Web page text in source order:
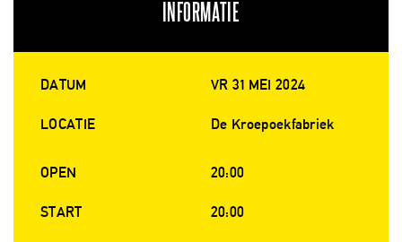
INFORMATIE
DATUM VR 31 MEI 2024
LOCATIE De Kroepoekfabriek
OPEN 20:00
START 20:00